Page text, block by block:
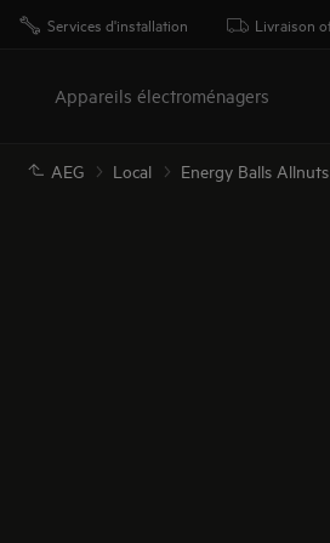
Services d'installation Livraison
Appareils électroménagers
AEG Local Energy Balls Allnuts